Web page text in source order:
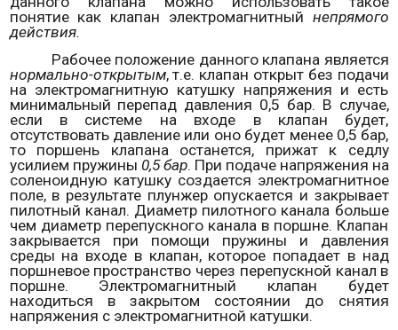
понятие как клапан электромагнитный непрямого
действия.
Рабочее положение данного клапана является
нормально-открытым, т.е. клапан открыт без подачи
на электромагнитную катушку напряжения и есть
минимальный перепад давления 0,5 бар. В случае,
если в системе на входе в клапан будет,
отсутствовать давление или оно будет менее 0,5 бар,
то поршень клапана останется, прижат к седлу
усилием пружины 0,5 бар. При подаче напряжения на
соленоидную катушку создается электромагнитное
поле, в результате плунжер опускается и закрывает
пилотный канал. Диаметр пилотного канала больше
чем диаметр перепускного канала в поршне. Клапан
закрывается при помощи пружины и давления
среды на входе в клапан, которое попадает в над
поршневое пространство через перепускной канал в
поршне. Электромагнитный клапан будет
находиться в закрытом состоянии до снятия
напряжения с электромагнитной катушки.